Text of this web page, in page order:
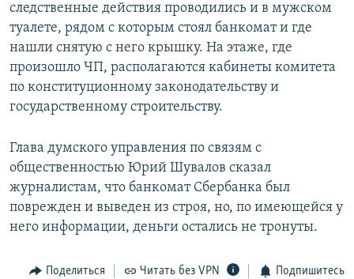
следственные действия проводились и в мужском
туалете, рядом с которым стоял банкомат и где
нашли снятую с него крышку. На этаже, где
произошло ЧП, располагаются кабинеты комитета
по конституционному законодательству и
государственному строительству.
Глава думского управления по связям с
общественностью Юрий Шувалов сказал
журналистам, что банкомат Сбербанка был
поврежден и выведен из строя, но, по имеющейся у
него информации, деньги остались не тронуты.
Поделиться Читать без VPN Подпишитесь